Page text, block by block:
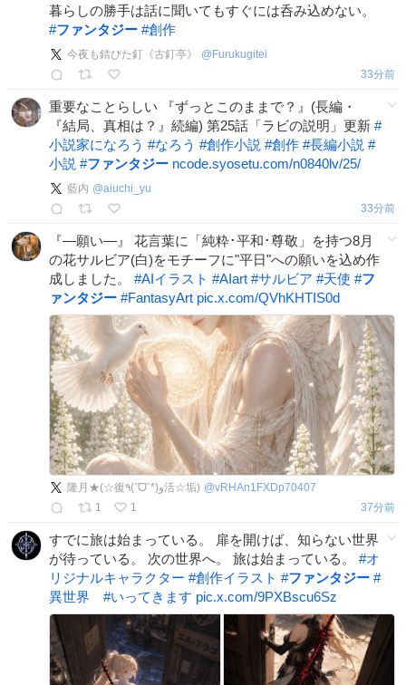
暮らしの勝手は話に聞いてもすぐには呑み込めない。
#ファンタジー #創作
今夜も錆びた釘《古釘亭》 @ Furukugitei
33分前
重要なことらしい 『ずっとこのままで？』(長編・
『結局、真相は？』続編) 第25話「ラビの説明」更新 #
小説家になろう #なろう #創作小説 #創作 #長編小説 #
小説 #ファンタジー ncode.syosetu.com/n0840lv/25/
藍内 @aiuchi_yu
33分前
『―願い―』 花言葉に「純粋･平和･尊敬」を持つ8月
の花サルビア(白)をモチーフに"平日"への願いを込め作
成しました。 #AIイラスト #AIart #サルビア #天使 #フ
ァンタジー #FantasyArt pic.x.com/QVhKHTIS0d
隆月★(☆復٩(ˊᗜˋ*)و活☆垢) @vRHAn1FXDp70407
1
1 37分前
すでに旅は始まっている。 扉を開けば、知らない世界
が待っている。 次の世界へ。 旅は始まっている。 #オ
リジナルキャラクター #創作イラスト #ファンタジー #
異世界
#いってきます pic.x.com/9PXBscu6Sz